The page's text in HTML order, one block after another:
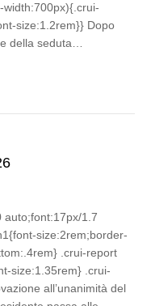
size:1.2rem}} Dopo
della seduta…
auto;font:17px/1.7
size:2rem;border-
.crui-report
size:1.35rem} .crui-
all’unanimità del